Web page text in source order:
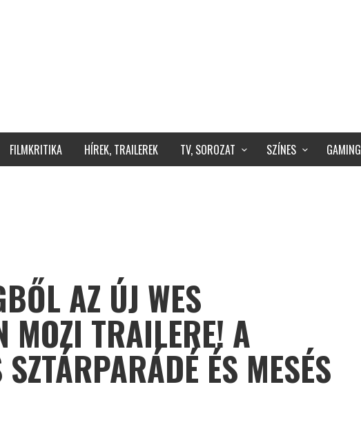
FILMKRITIKA HÍREK, TRAILEREK TV, SOROZAT SZÍNES GAMING
AZ ÚJ WES
MOZI TRAILERE! A
ÉS MESÉS